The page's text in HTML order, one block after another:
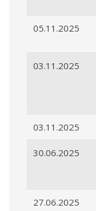
05.11.2025
03.11.2025
03.11.2025
30.06.2025
27.06.2025